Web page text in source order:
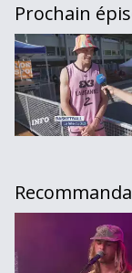
Prochain
Journal du 2
Engranger de la